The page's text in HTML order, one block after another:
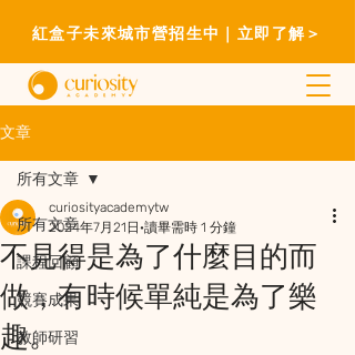
紅盒子未來城市營招生中｜立即了解＞
文章
所有文章
課程回顧
競賽成果
教師研習
所有文章
不見得是為了什麼目的而
做，有時候單純是為了樂
趣。
curiosityacademytw
2024年7月21日 讀畢需時 1 分鐘